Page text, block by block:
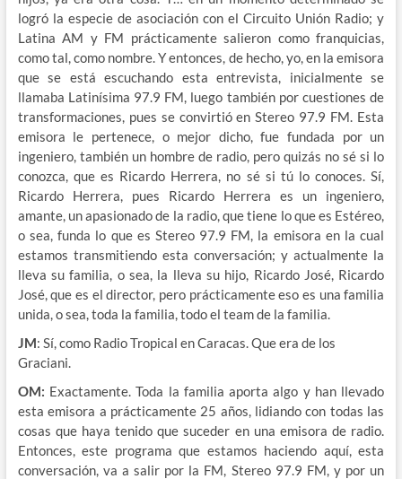
logró la especie de asociación con el Circuito Unión Radio; y
Latina AM y FM prácticamente salieron como franquicias,
como tal, como nombre. Y entonces, de hecho, yo, en la emisora
que se está escuchando esta entrevista, inicialmente se
llamaba Latinísima 97.9 FM, luego también por cuestiones de
transformaciones, pues se convirtió en Stereo 97.9 FM. Esta
emisora le pertenece, o mejor dicho, fue fundada por un
ingeniero, también un hombre de radio, pero quizás no sé si lo
conozca, que es Ricardo Herrera, no sé si tú lo conoces. Sí,
Ricardo Herrera, pues Ricardo Herrera es un ingeniero,
amante, un apasionado de la radio, que tiene lo que es Estéreo,
o sea, funda lo que es Stereo 97.9 FM, la emisora en la cual
estamos transmitiendo esta conversación; y actualmente la
lleva su familia, o sea, la lleva su hijo, Ricardo José, Ricardo
José, que es el director, pero prácticamente eso es una familia
unida, o sea, toda la familia, todo el team de la familia.
JM: Sí, como Radio Tropical en Caracas. Que era de los
Graciani.
OM: Exactamente. Toda la familia aporta algo y han llevado
esta emisora a prácticamente 25 años, lidiando con todas las
cosas que haya tenido que suceder en una emisora de radio.
Entonces, este programa que estamos haciendo aquí, esta
conversación, va a salir por la FM, Stereo 97.9 FM, y por un